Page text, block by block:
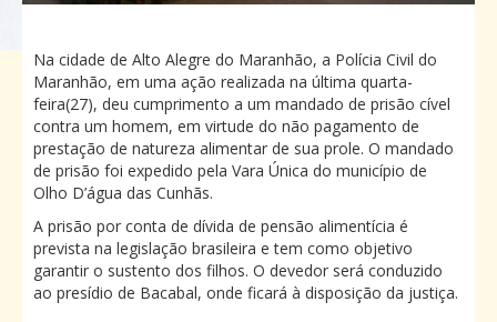
Na cidade de Alto Alegre do Maranhão, a Polícia Civil do
Maranhão, em uma ação realizada na última quarta-
feira(27), deu cumprimento a um mandado de prisão cível
contra um homem, em virtude do não pagamento de
prestação de natureza alimentar de sua prole. O mandado
de prisão foi expedido pela Vara Única do município de
Olho D’água das Cunhãs.
A prisão por conta de dívida de pensão alimentícia é
prevista na legislação brasileira e tem como objetivo
garantir o sustento dos filhos. O devedor será conduzido
ao presídio de Bacabal, onde ficará à disposição da justiça.